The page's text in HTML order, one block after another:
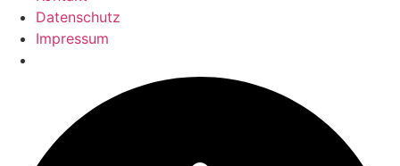
Datenschutz
Impressum